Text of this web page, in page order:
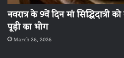
नवरात्र के 9वें दिन मां
पूड़ी का भोग
March 26, 2026